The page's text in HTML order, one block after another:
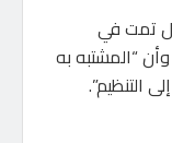
تمت في
“المشتبه به
التنظيم”.